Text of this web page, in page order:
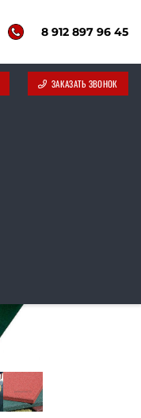
8 912 897 96 45
ЗАКАЗАТЬ ЗВОНОК